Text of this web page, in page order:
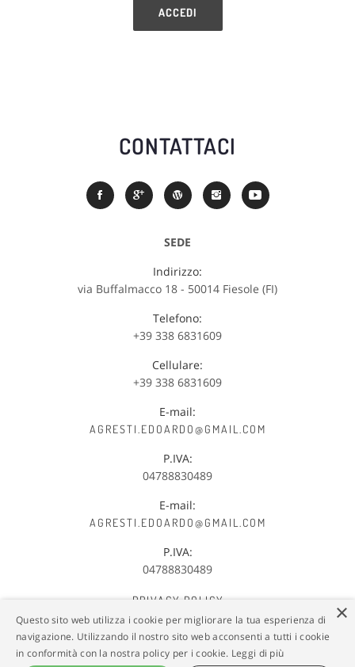
ACCEDI
CONTATTACI
SEDE
Indirizzo:
via Buffalmacco 18 - 50014 Fiesole (FI)
Telefono:
+39 338 6831609
Cellulare:
+39 338 6831609
E-mail:
AGRESTI.EDOARDO@GMAIL.COM
P.IVA:
04788830489
E-mail:
AGRESTI.EDOARDO@GMAIL.COM
P.IVA:
04788830489
PRIVACY POLICY
C OOKIE POLICY
×
Questo sito web utilizza i cookie per migliorare la tua esperienza di
navigazione. Utilizzando il nostro sito web acconsenti a tutti i cookie
in conformità con la nostra policy per i cookie. Leggi di più